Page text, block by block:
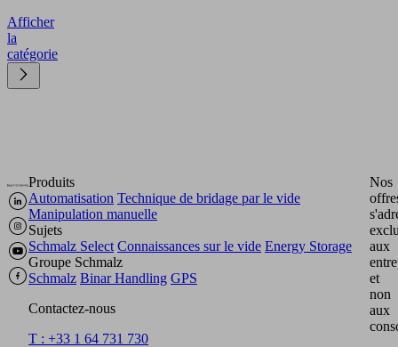
Afficher
la
catégorie
Produits
Automatisation Technique de bridage par le vide
Manipulation manuelle
Sujets
Schmalz Select Connaissances sur le vide Energy Storage
Groupe Schmalz
Schmalz Binar Handling GPS
Contactez-nous
T : +33 1 64 731 730
Nos
aux
et
non
aux